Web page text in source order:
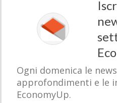
Ogni domenica le
approfondimenti e le
EconomyUp.